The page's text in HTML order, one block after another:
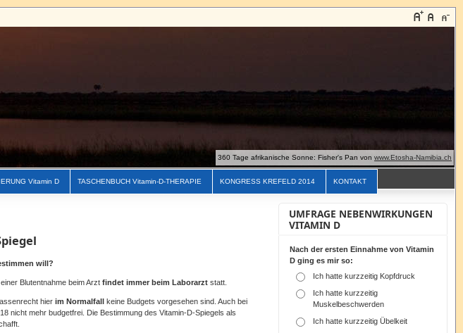
360 Tage afrikanische Sonne: Fisher's Pan von www.Etosha-Namibia.ch
Vitamin D TASCHENBUCH Vitamin-D-THERAPIE KONGRESS KREFELD 2014 KONTAKT
will?
Blutentnahme beim Arzt findet immer beim Laborarzt statt.
hier im Normalfall keine Budgets vorgesehen sind. Auch bei
nicht mehr budgetfrei. Die Bestimmung des Vitamin-D-Spiegels als
UMFRAGE NEBENWIRKUNGEN
VITAMIN D
Nach der ersten Einnahme von Vitamin
D ging es mir so:
Ich hatte kurzzeitig Kopfdruck
Ich hatte kurzzeitig
Muskelbeschwerden
Ich hatte kurzzeitig Übelkeit